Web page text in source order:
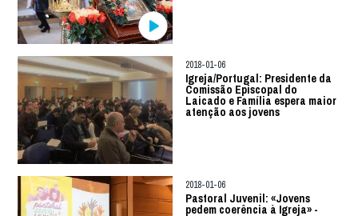
2018-01-06
Igreja/Portugal: Presidente da
Comissão Episcopal do
Laicado e Família espera maior
atenção aos jovens
2018-01-06
Pastoral Juvenil: «Jovens
pedem coerência à Igreja» -